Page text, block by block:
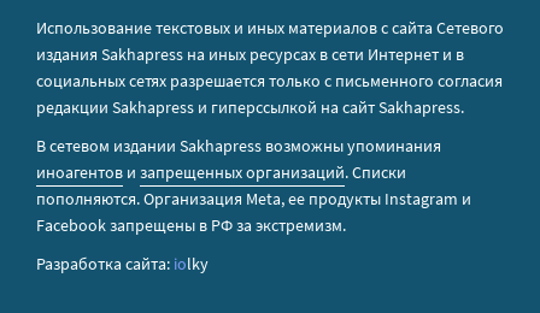
Использование текстовых и иных материалов с сайта Сетевого
издания Sakhapress на иных ресурсах в сети Интернет и в
социальных сетях разрешается только с письменного согласия
редакции Sakhapress и гиперссылкой на сайт Sakhapress.
В сетевом издании Sakhapress возможны упоминания
иноагентов и запрещенных организаций. Списки
пополняются. Организация Metа, ее продукты Instagram и
Facebook запрещены в РФ за экстремизм.
Разработка сайта: iolky